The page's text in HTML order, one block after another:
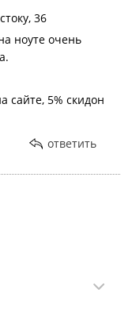
36
ноуте очень
сайте, 5% скидон
ответить